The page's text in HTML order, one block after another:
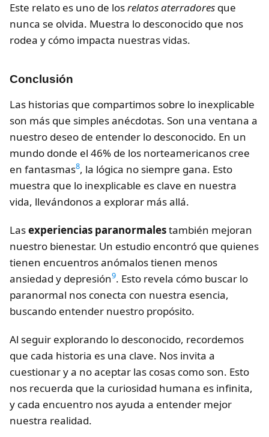
Este relato es uno de losrelatos aterradores que
nunca se olvida. Muestra lo desconocido que nos
rodea y cómo impacta nuestras vidas.
Conclusión
Las historias que compartimos sobre lo inexplicable
son más que simples anécdotas. Son una ventana a
nuestro deseo de entender lo desconocido. En un
mundo donde el 46% de los norteamericanos cree
en fantasmas8, la lógica no siempre gana. Esto
muestra que lo inexplicable es clave en nuestra
vida, llevándonos a explorar más allá.
Lasexperiencias paranormalestambién mejoran
nuestro bienestar. Un estudio encontró que quienes
tienen encuentros anómalos tienen menos
ansiedad y depresión9. Esto revela cómo buscar lo
paranormal nos conecta con nuestra esencia,
buscando entender nuestro propósito.
Al seguir explorando lo desconocido, recordemos
que cada historia es una clave. Nos invita a
cuestionar y a no aceptar las cosas como son. Esto
nos recuerda que la curiosidad humana es infinita,
y cada encuentro nos ayuda a entender mejor
nuestra realidad.